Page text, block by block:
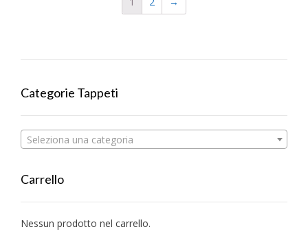
Categorie Tappeti
Seleziona una categoria
Carrello
Nessun prodotto nel carrello.